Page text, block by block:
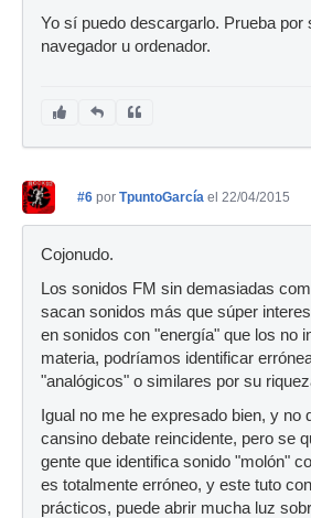
Yo sí puedo descargarlo. Prueba por
navegador u ordenador.
#6 por TpuntoGarcía el 22/04/2015
Cojonudo.
Los sonidos FM sin demasiadas
sacan sonidos más que súper
en sonidos con "energía" que los no
materia, podríamos identificar
"analógicos" o similares por su
Igual no me he expresado bien, y no
cansino debate reincidente, pero se
gente que identifica sonido "molón"
es totalmente erróneo, y este tuto
prácticos, puede abrir mucha luz